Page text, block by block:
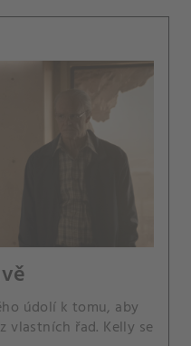
údolí k tomu, aby
vlastních řad. Kelly se